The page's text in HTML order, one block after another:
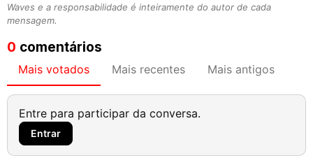
Waves e a responsabilidade é inteiramente do autor de cada
mensagem.
0 comentários
Mais votados Mais recentes Mais antigos
Entre para participar da conversa.
Entrar